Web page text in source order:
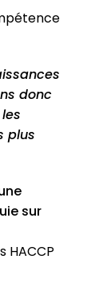
donc
plus
sur
HACCP